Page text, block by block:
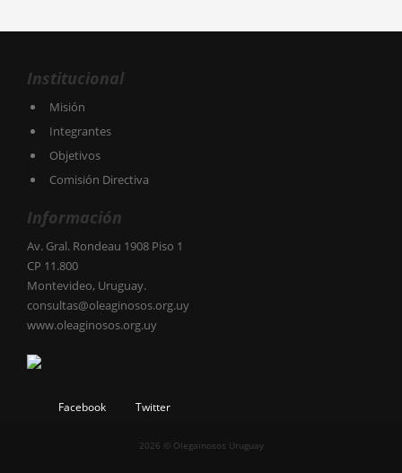
Institucional
Misión
Integrantes
Objetivos
Comisión Directiva
Información
Av. Gral. Rondeau 1908 Piso 1
CP 11.800
Montevideo, Uruguay.
consultas@oleaginosos.org.uy
www.oleaginosos.org.uy
Facebook Twitter
2026 © Olegainosos Uruguay